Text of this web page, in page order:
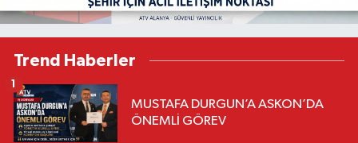
Trend Haberler
MUSTAFA DURGUN’A ASKON’DA
ÖNEMLİ GÖREV
1